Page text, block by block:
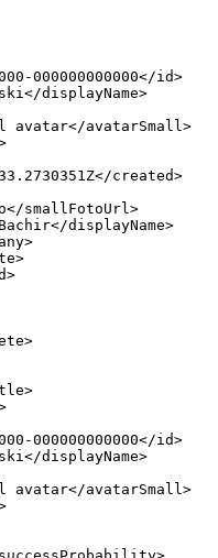
000000000000</id>
displayName>
avatar</avatarSmall>
created>
smallFotoUrl>
displayName>
000000000000</id>
displayName>
avatar</avatarSmall>